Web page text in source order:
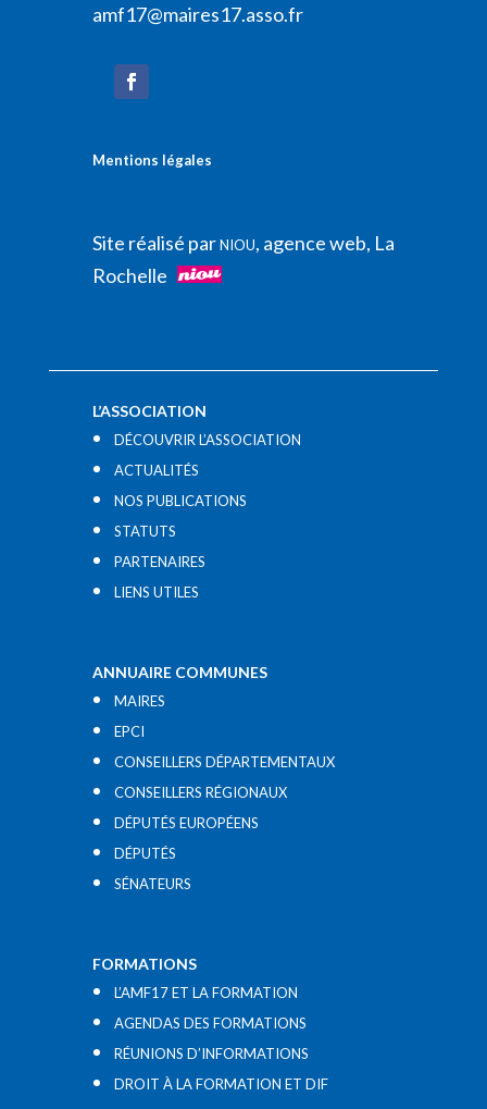
amf17@maires17.asso.fr
Mentions légales
Site réalisé parNIOU, agence web, La
Rochelle
L’ASSOCIATION
DÉCOUVRIR L’ASSOCIATION
ACTUALITÉS
NOS PUBLICATIONS
STATUTS
PARTENAIRES
LIENS UTILES​
ANNUAIRE COMMUNES
MAIRES
EPCI
CONSEILLERS DÉPARTEMENTAUX
CONSEILLERS RÉGIONAUX
DÉPUTÉS EUROPÉENS
DÉPUTÉS
SÉNATEURS
FORMATIONS
L’AMF17 ET LA FORMATION
AGENDAS DES FORMATIONS
RÉUNIONS D’INFORMATIONS
DROIT À LA FORMATION ET DIF